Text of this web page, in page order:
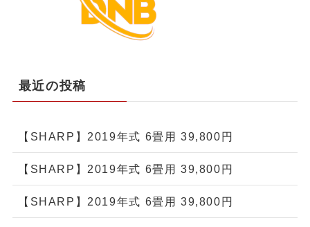
最近の投稿
【SHARP】2019年式 6畳用 39,800円
【SHARP】2019年式 6畳用 39,800円
【SHARP】2019年式 6畳用 39,800円